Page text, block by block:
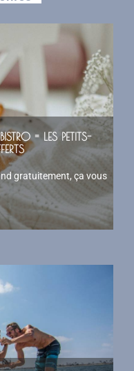
= LES PETITS-
gratuitement, ça vous